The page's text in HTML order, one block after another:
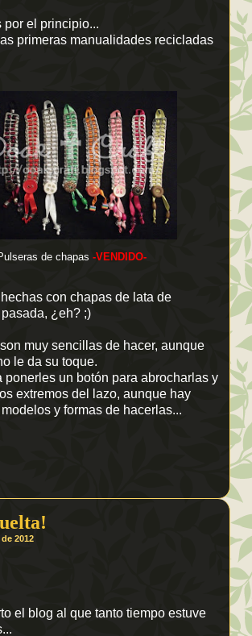
por el principio...
primeras manualidades recicladas
de chapas -VENDIDO-
con chapas de lata de
¿eh? ;)
muy sencillas de hacer, aunque
le da su toque.
ponerles un botón para abrocharlas y
extremos del lazo, aunque hay
y formas de hacerlas...
2012
el blog al que tanto tiempo estuve